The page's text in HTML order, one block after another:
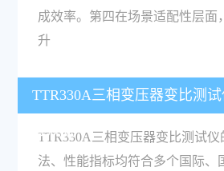
成效率。第四在场景适配性层面
升
TTR330A三相变压器变比测
准规范？
TTR330A三相变压器变比测试
法、性能指标均符合多个国际、